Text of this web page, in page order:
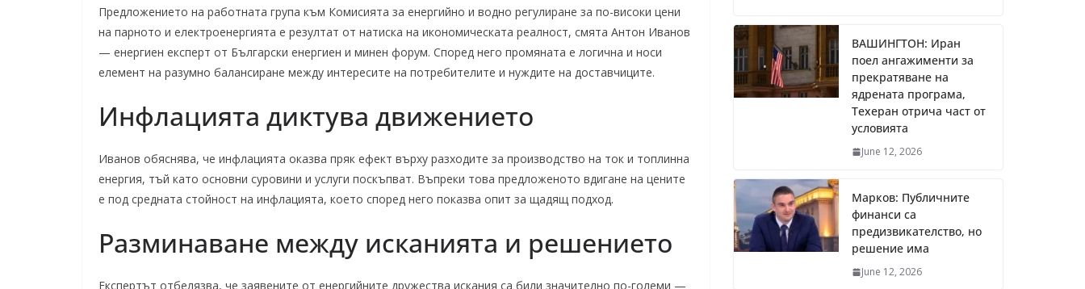
Предложението на работната група към Комисията за енергийно и водно регулиране за по-високи цени
на парното и електроенергията е резултат от натискa на икономическата реалност, смята Антон Иванов
— енергиен експерт от Български енергиен и минен форум. Според него промяната е логична и носи
елемент на разумно балансиране между интересите на потребителите и нуждите на доставчиците.
Инфлацията диктува движението
Иванов обяснява, че инфлацията оказва пряк ефект върху разходите за производство на ток и топлинна
енергия, тъй като основни суровини и услуги поскъпват. Въпреки това предложеното вдигане на цените
е под средната стойност на инфлацията, което според него показва опит за щадящ подход.
Разминаване между исканията и решението
Експертът отбелязва, че заявените от енергийните дружества искания са били значително по-големи —
ВАШИНГТОН: Иран
поел ангажименти за
прекратяване на
ядрената програма,
Техеран отрича част от
условията
June 12, 2026
Марков: Публичните
финанси са
предизвикателство, но
решение има
June 12, 2026